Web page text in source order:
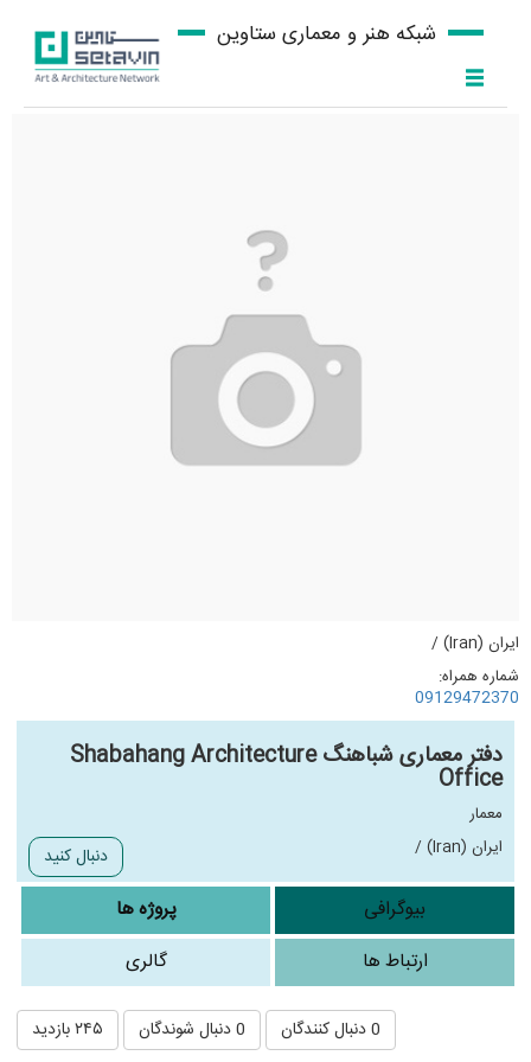
شبکه هنر و معماری ستاوین
ایران (Iran) /
شماره همراه:
09129472370
دفتر معماری شباهنگ Shabahang Architecture
Office
معمار
ایران (Iran) /
دنبال کنید
بیوگرافی
پروژه ها
ارتباط ها
گالری
0 دنبال کنندگان 0 دنبال شوندگان ۲۴۵ بازدید